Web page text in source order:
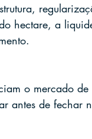
hectare, a
o mercado de
antes de fechar